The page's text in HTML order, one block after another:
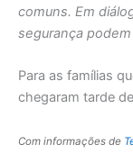
comuns. Em
segurança
Para as famílias
chegaram tarde
Com informações de